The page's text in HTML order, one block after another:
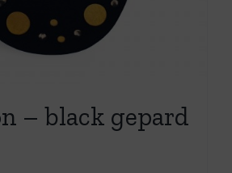
– black gepard